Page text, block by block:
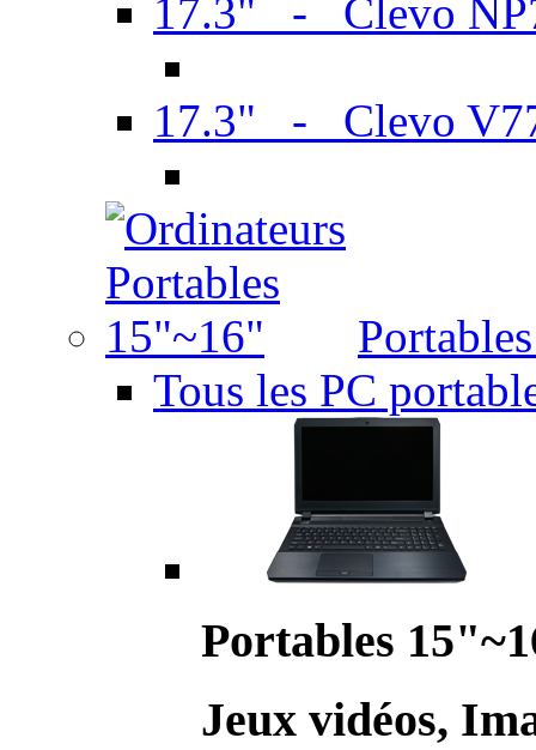
17.3" - Clevo
17.3" - Clevo
Tous les PC
Portables
Jeux vidéos,